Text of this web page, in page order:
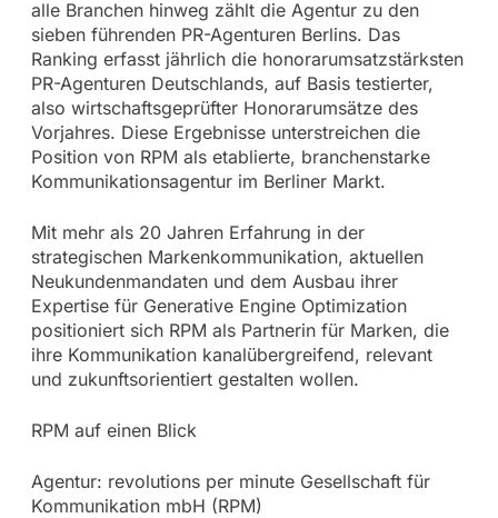
alle Branchen hinweg zählt die Agentur zu den
sieben führenden PR-Agenturen Berlins. Das
Ranking erfasst jährlich die honorarumsatzstärksten
PR-Agenturen Deutschlands, auf Basis testierter,
also wirtschaftsgeprüfter Honorarumsätze des
Vorjahres. Diese Ergebnisse unterstreichen die
Position von RPM als etablierte, branchenstarke
Kommunikationsagentur im Berliner Markt.
Mit mehr als 20 Jahren Erfahrung in der
strategischen Markenkommunikation, aktuellen
Neukundenmandaten und dem Ausbau ihrer
Expertise für Generative Engine Optimization
positioniert sich RPM als Partnerin für Marken, die
ihre Kommunikation kanalübergreifend, relevant
und zukunftsorientiert gestalten wollen.
RPM auf einen Blick
Agentur: revolutions per minute Gesellschaft für
Kommunikation mbH (RPM)